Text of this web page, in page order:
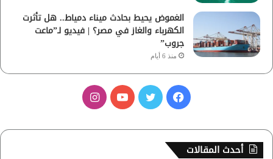
الغموض يحيط بحادث ميناء دمياط.. هل تأثرت
الكهرباء والغاز في مصر؟ | فيديو لـ”ماعت
جروب”
منذ 6 أيام
س
أحدث المقالات